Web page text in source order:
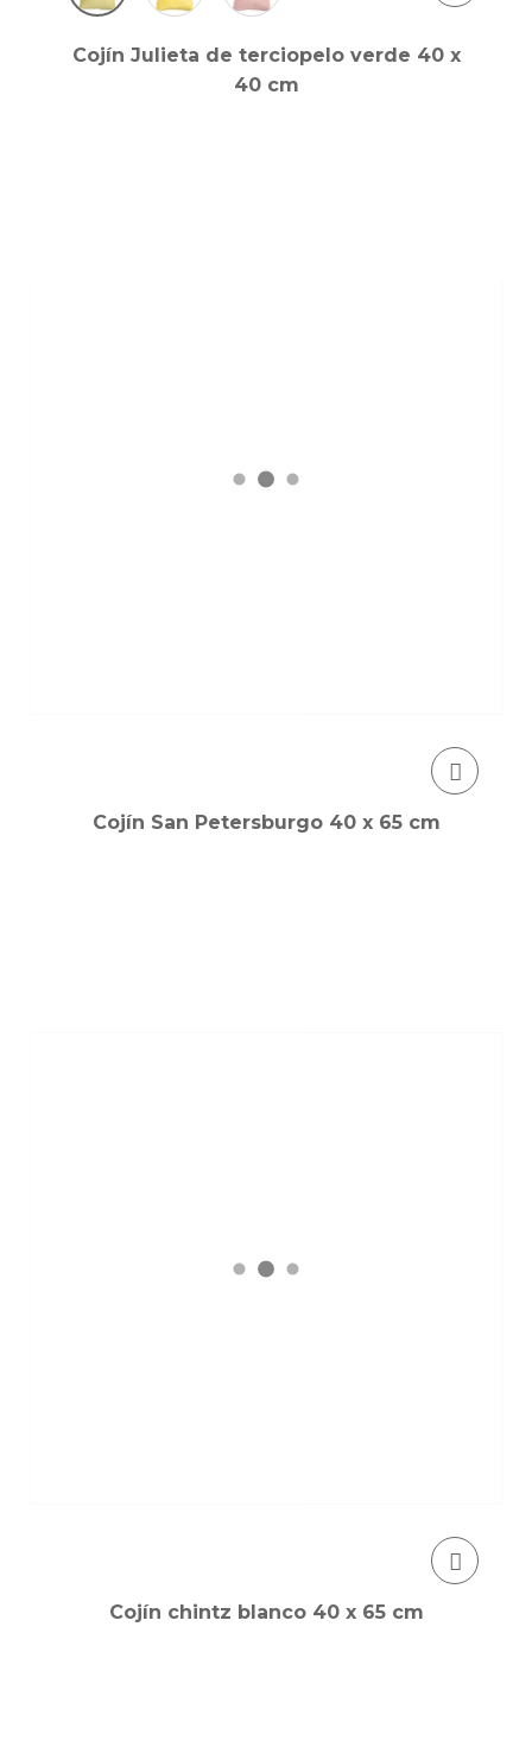
Cojín Julieta de terciopelo verde 40 x
40 cm
Cojín San Petersburgo 40 x 65 cm
Cojín chintz blanco 40 x 65 cm